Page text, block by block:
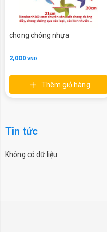
chong chóng nhựa
2,000 VND
Thêm giỏ hàng
Tin tức
Không có dữ liệu